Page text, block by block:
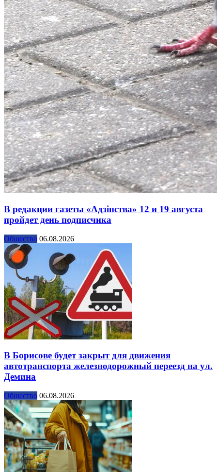
В редакции газеты «Адзінства» 12 и 19 августа
пройдет день подписчика
Общество 06.08.2026
В Борисове будет закрыт для движения
автотранспорта железнодорожный переезд на ул.
Демина
Общество 06.08.2026